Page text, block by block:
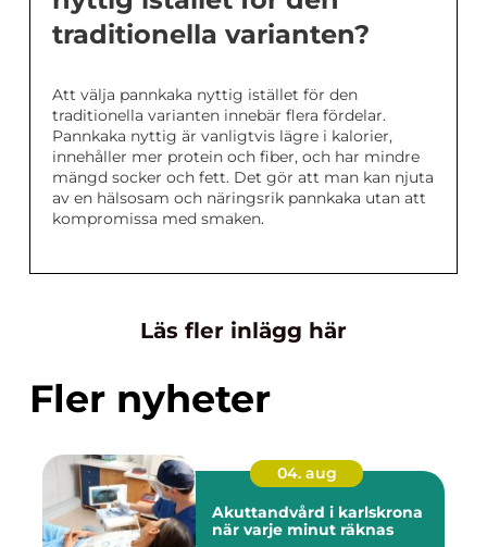
traditionella varianten?
Att välja pannkaka nyttig istället för den
traditionella varianten innebär flera fördelar.
Pannkaka nyttig är vanligtvis lägre i kalorier,
innehåller mer protein och fiber, och har mindre
mängd socker och fett. Det gör att man kan njuta
av en hälsosam och näringsrik pannkaka utan att
kompromissa med smaken.
Läs fler inlägg här
Fler nyheter
04. aug
Akuttandvård i karlskrona
när varje minut räknas